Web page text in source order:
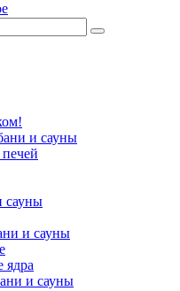
и сауны
сауны
и сауны
ядра
и сауны